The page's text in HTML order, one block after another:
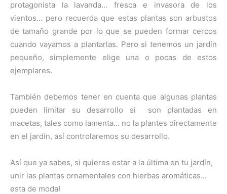
protagonista la lavanda… fresca e invasora de los
vientos… pero recuerda que estas plantas son arbustos
de tamaño grande por lo que se pueden formar cercos
cuando vayamos a plantarlas. Pero si tenemos un jardín
pequeño, simplemente elige una o pocas de estos
ejemplares.
También debemos tener en cuenta que algunas plantas
pueden limitar su desarrollo si son plantadas en
macetas, tales como lamenta… no la plantes directamente
en el jardín, así controlaremos su desarrollo.
Así que ya sabes, si quieres estar a la última en tu jardín,
unir las plantas ornamentales con hierbas aromáticas…
esta de moda!